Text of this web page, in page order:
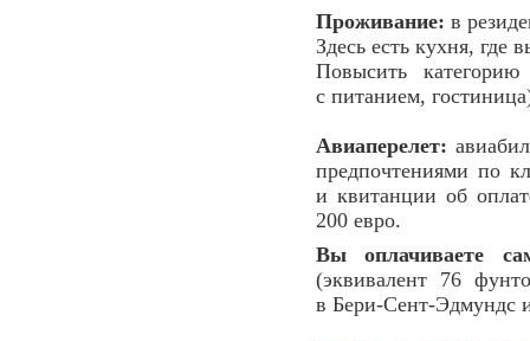
Проживание: в
Здесь есть кухня, где
Повысить
с питанием,
Авиаперелет:
предпочтениями по
и квитанции об
200 евро.
Вы оплачиваете
(эквивалент 76
в Бери-Сент-Эдмундс